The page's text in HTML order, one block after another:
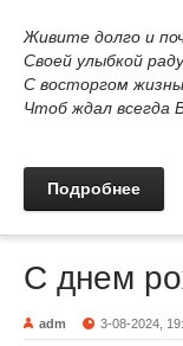
Живите долго и
Своей улыбкой
С восторгом
Чтоб ждал всегда
Подробнее
С днем
adm 3-08-2024,